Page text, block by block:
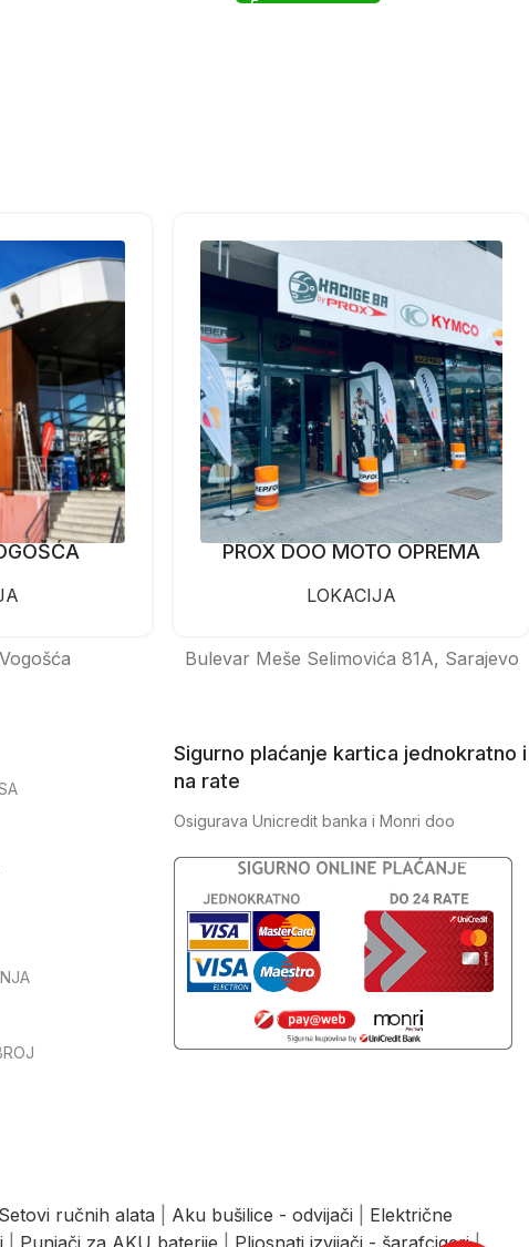
PROX DOO MOTO OPREMA
LOKACIJA
Bulevar Meše Selimovića 81A, Sarajevo
Sigurno plaćanje kartica jednokratno i
na rate
Osigurava Unicredit banka i Monri doo
Setovi ručnih alata Aku bušilice - odvijači
Električne
Punjači za AKU baterije Pljosnati izvijači - šarafcigeri|